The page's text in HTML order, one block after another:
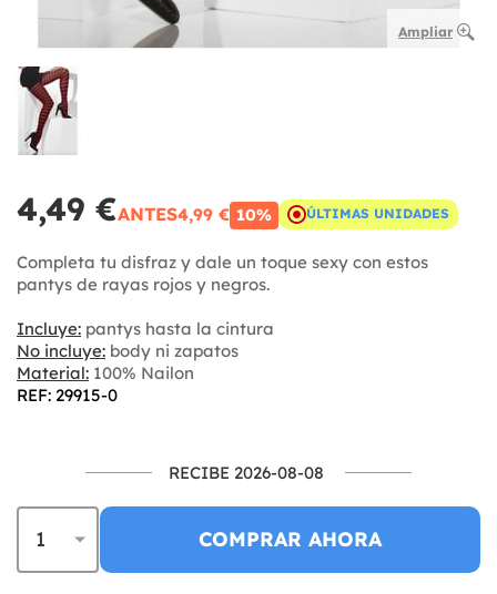
Ampliar
4,49 €ANTES4,99 € 10% ÚLTIMAS UNIDADES
Completa tu disfraz y dale un toque sexy con estos
pantys de rayas rojos y negros.
Incluye: pantys hasta la cintura
No incluye: body ni zapatos
Material: 100% Nailon
REF: 29915-0
RECIBE 2026-08-08
COMPRAR AHORA